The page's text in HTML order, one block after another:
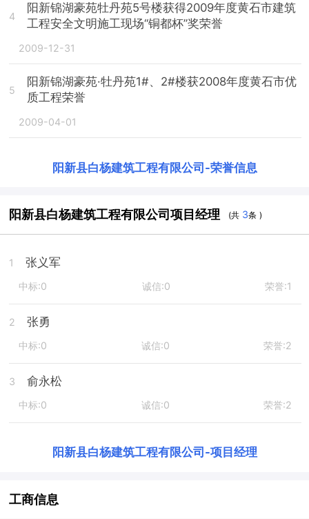
4
阳新锦湖豪苑牡丹苑5号楼获得2009年度黄石市建筑
工程安全文明施工现场“铜都杯”奖荣誉
2009-12-31
5
阳新锦湖豪苑·牡丹苑1#、2#楼获2008年度黄石市优
质工程荣誉
2009-04-01
阳新县白杨建筑工程有限公司 -荣誉信息
阳新县白杨建筑工程有限公司项目经理 (共 3条 )
1 张义军
中标:0 诚信:0 荣誉:1
2 张勇
中标:0 诚信:0 荣誉:2
3 俞永松
中标:0 诚信:0 荣誉:2
阳新县白杨建筑工程有限公司 -项目经理
工商信息